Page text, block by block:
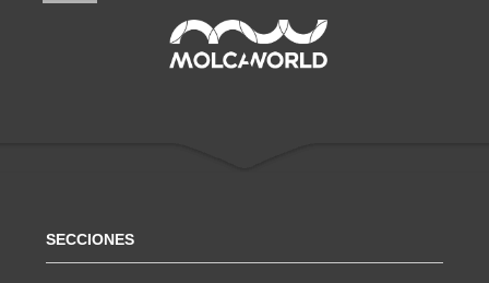
SECCIONES